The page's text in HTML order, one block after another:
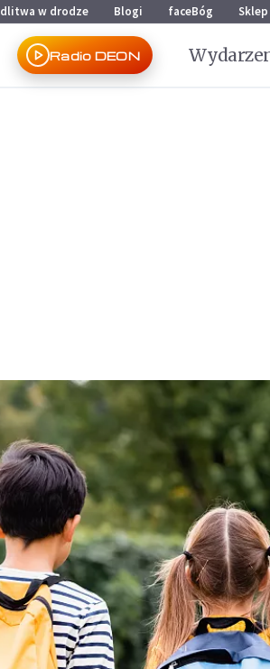
w drodze Blogi faceBóg Sklep
Radio DEON